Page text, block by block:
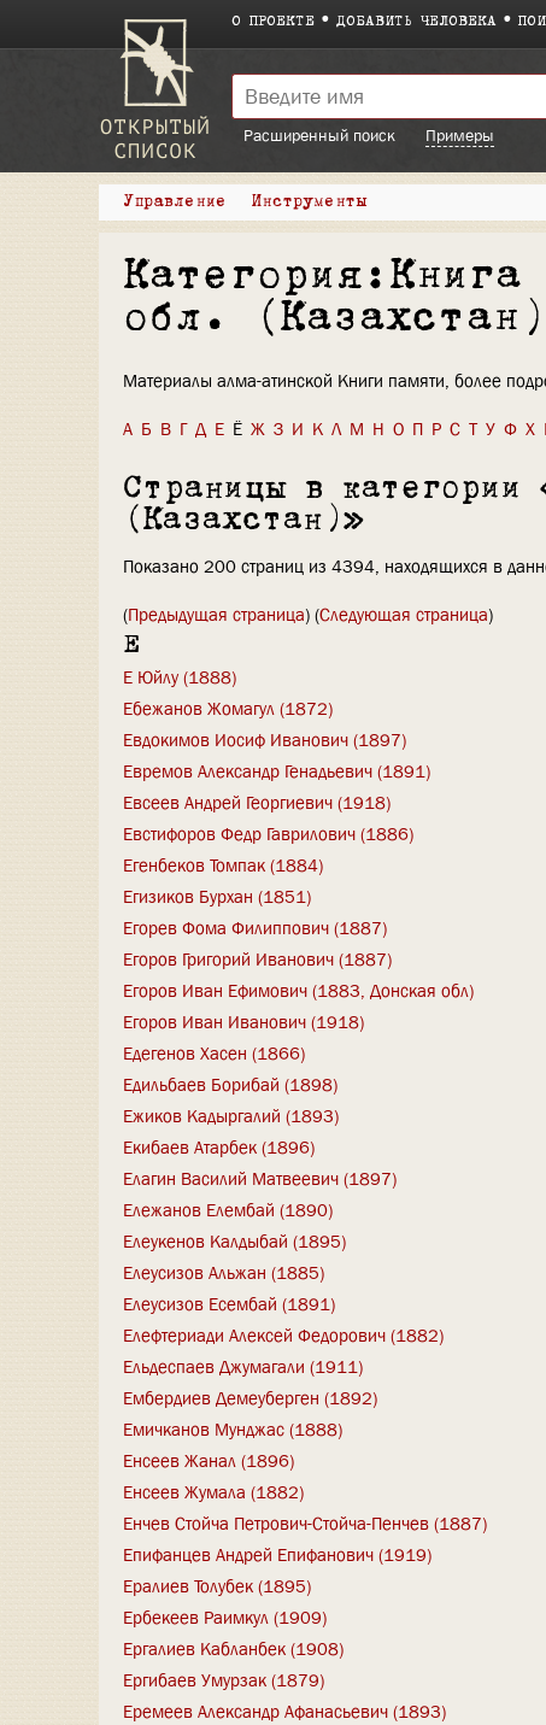
О ПРОЕКТЕ ДОБАВИТЬ ЧЕЛОВЕКА
Расширенный поиск
Примеры
Управление Инструменты
Категория:Книга
обл. (Казахстан)
Материалы алма-атинской Книги памяти, более
А Б В Г Д Е Ё Ж З И К Л М Н О П Р С Т У Ф Х
Страницы в категории
(Казахстан)»
Показано 200 страниц из 4394, находящихся в
(Предыдущая страница) (Следующая страница)
Е
Е Юйлу (1888)
Ебежанов Жомагул (1872)
Евдокимов Иосиф Иванович (1897)
Евремов Александр Генадьевич (1891)
Евсеев Андрей Георгиевич (1918)
Евстифоров Федр Гаврилович (1886)
Егенбеков Томпак (1884)
Егизиков Бурхан (1851)
Егорев Фома Филиппович (1887)
Егоров Григорий Иванович (1887)
Егоров Иван Ефимович (1883, Донская обл)
Егоров Иван Иванович (1918)
Едегенов Хасен (1866)
Едильбаев Борибай (1898)
Ежиков Кадыргалий (1893)
Екибаев Атарбек (1896)
Елагин Василий Матвеевич (1897)
Ележанов Елембай (1890)
Елеукенов Калдыбай (1895)
Елеусизов Альжан (1885)
Елеусизов Есембай (1891)
Елефтериади Алексей Федорович (1882)
Ельдеспаев Джумагали (1911)
Ембердиев Демеуберген (1892)
Емичканов Мунджас (1888)
Енсеев Жанал (1896)
Енсеев Жумала (1882)
Енчев Стойча Петрович-Стойча-Пенчев (1887)
Епифанцев Андрей Епифанович (1919)
Ералиев Толубек (1895)
Ербекеев Раимкул (1909)
Ергалиев Кабланбек (1908)
Ергибаев Умурзак (1879)
Еремеев Александр Афанасьевич (1893)